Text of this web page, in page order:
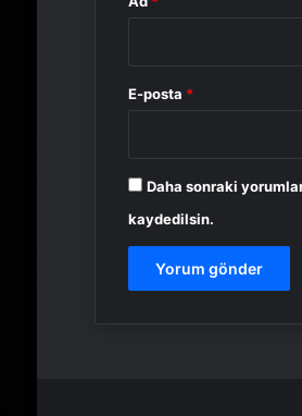
E-posta *
Daha sonraki
kaydedilsin.